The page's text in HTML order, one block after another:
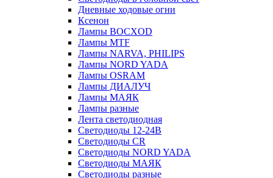
Дневные ходовые огни
Ксенон
Лампы BOCXOD
Лампы MTF
Лампы NARVA, PHILIPS
Лампы NORD YADA
Лампы OSRAM
Лампы ДИАЛУЧ
Лампы МАЯК
Лампы разные
Лента светодиодная
Светодиоды 12-24В
Светодиоды CR
Светодиоды NORD YADA
Светодиоды МАЯК
Светодиоды разные